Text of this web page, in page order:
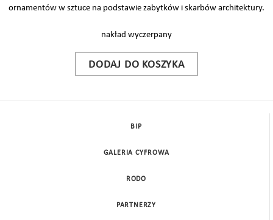
ornamentów w sztuce na podstawie zabytków i skarbów architektury.
nakład wyczerpany
DODAJ DO KOSZYKA
BIP
GALERIA CYFROWA
RODO
PARTNERZY